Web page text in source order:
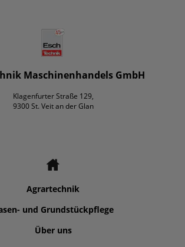
Maschinenhandels GmbH
Klagenfurter Straße 129,
9300 St. Veit an der Glan
Agrartechnik
und Grundstückpflege
Über uns